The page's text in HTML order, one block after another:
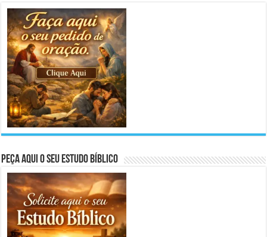
Peça aqui o seu Estudo Bíblico